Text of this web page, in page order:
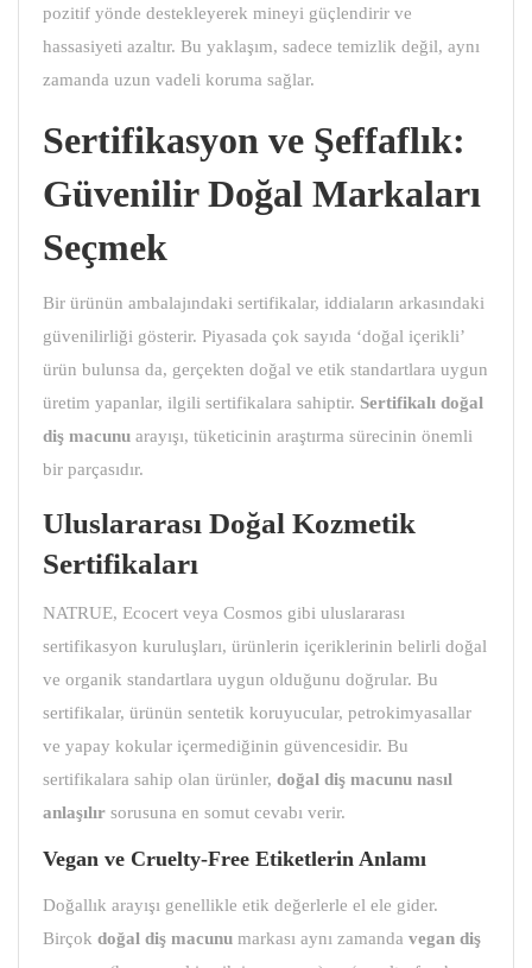
pozitif yönde destekleyerek mineyi güçlendirir ve
hassasiyeti azaltır. Bu yaklaşım, sadece temizlik değil, aynı
zamanda uzun vadeli koruma sağlar.
Sertifikasyon ve Şeffaflık:
Güvenilir Doğal Markaları
Seçmek
Bir ürünün ambalajındaki sertifikalar, iddiaların arkasındaki
güvenilirliği gösterir. Piyasada çok sayıda ‘doğal içerikli’
ürün bulunsa da, gerçekten doğal ve etik standartlara uygun
üretim yapanlar, ilgili sertifikalara sahiptir. Sertifikalı doğal
diş macunu arayışı, tüketicinin araştırma sürecinin önemli
bir parçasıdır.
Uluslararası Doğal Kozmetik
Sertifikaları
NATRUE, Ecocert veya Cosmos gibi uluslararası
sertifikasyon kuruluşları, ürünlerin içeriklerinin belirli doğal
ve organik standartlara uygun olduğunu doğrular. Bu
sertifikalar, ürünün sentetik koruyucular, petrokimyasallar
ve yapay kokular içermediğinin güvencesidir. Bu
sertifikalara sahip olan ürünler, doğal diş macunu nasıl
anlaşılır sorusuna en somut cevabı verir.
Vegan ve Cruelty-Free Etiketlerin Anlamı
Doğallık arayışı genellikle etik değerlerle el ele gider.
Birçok doğal diş macunu markası aynı zamanda vegan diş